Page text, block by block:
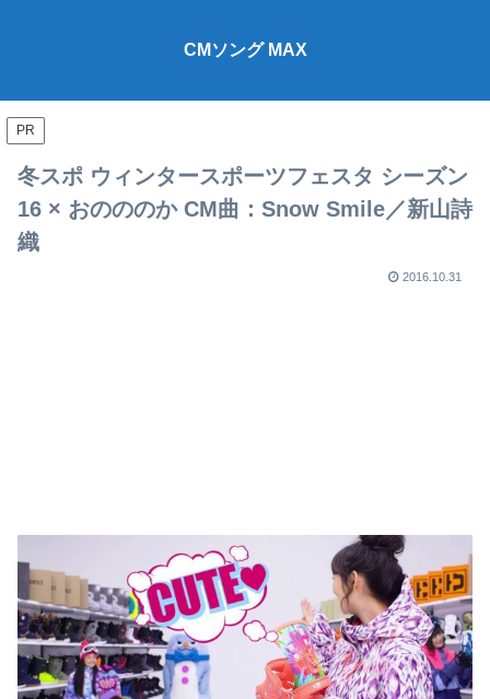
CMソング MAX
PR
冬スポ ウィンタースポーツフェスタ シーズン
16 × おのののか CM曲：Snow Smile／新山詩
織
2016.10.31